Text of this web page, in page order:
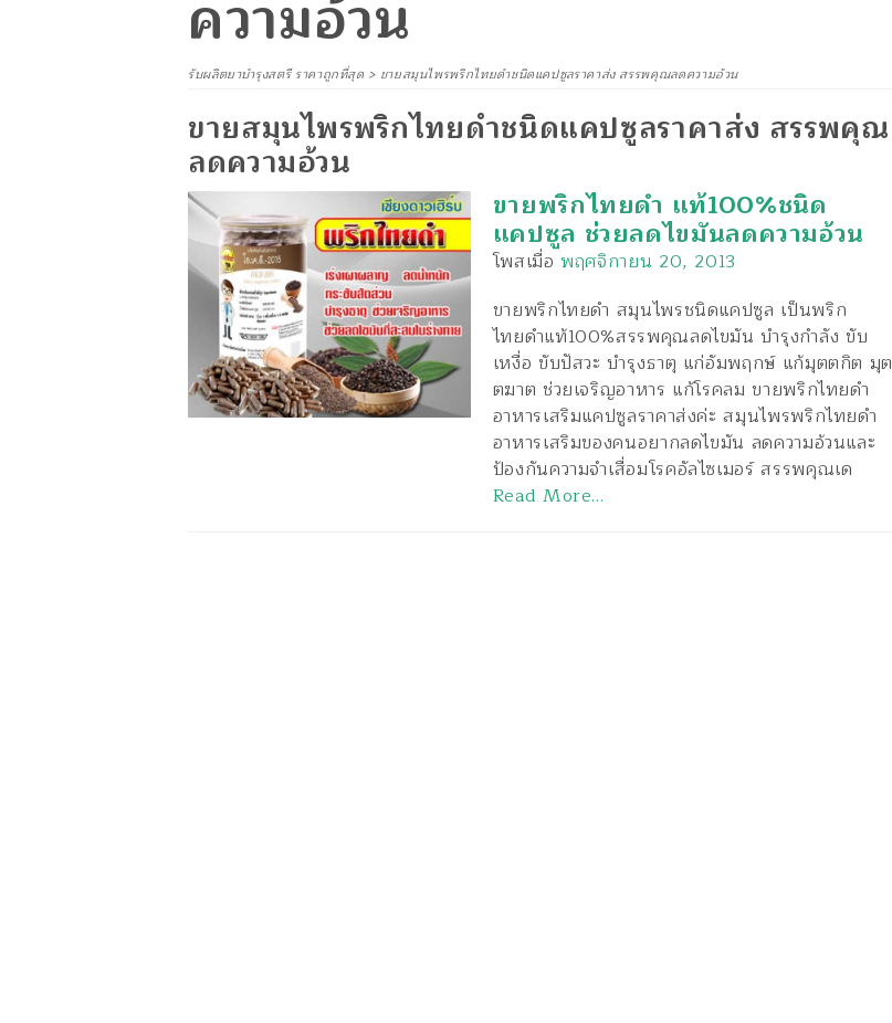
ความอ้วน
รับผลิตยาบำรุงสตรี ราคาถูกที่สุด > ขายสมุนไพรพริกไทยดำชนิดแคปซูลราคาส่ง สรรพคุณลดความอ้วน
ขายสมุนไพรพริกไทยดำชนิดแคปซูลราคาส่ง สรรพคุณ
ลดความอ้วน
ขายพริกไทยดำ แท้100%ชนิด
แคปซูล ช่วยลดไขมันลดความอ้วน
โพสเมื่อ พฤศจิกายน 20, 2013
ขายพริกไทยดำ สมุนไพรชนิดแคปซูล เป็นพริก
ไทยดำแท้100%สรรพคุณลดไขมัน บำรุงกำลัง ขับ
เหงื่อ ขับปัสวะ บำรุงธาตุ แก่อัมพฤกษ์ แก้มุตตกิต มุต
ตฆาต ช่วยเจริญอาหาร แก้โรคลม ขายพริกไทยดำ
อาหารเสริมแคปซูลราคาส่งค่ะ สมุนไพรพริกไทยดำ
อาหารเสริมของคนอยากลดไขมัน ลดความอ้วนและ
ป้องกันความจำเสื่อมโรคอัลไซเมอร์ สรรพคุณเด
Read More…